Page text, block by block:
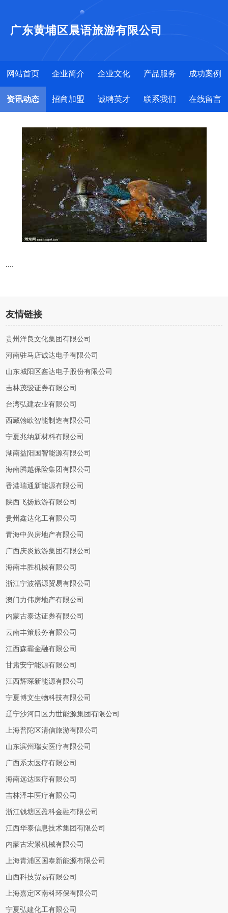
广东黄埔区晨语旅游有限公司
网站首页 企业简介 企业文化 产品服务 成功案例
资讯动态 招商加盟 诚聘英才 联系我们 在线留言
....
友情链接
贵州洋良文化集团有限公司
河南驻马店诚达电子有限公司
山东城阳区鑫达电子股份有限公司
吉林茂骏证券有限公司
台湾弘建农业有限公司
西藏翰欧智能制造有限公司
宁夏兆纳新材料有限公司
湖南益阳国智能源有限公司
海南腾越保险集团有限公司
香港瑞通新能源有限公司
陕西飞扬旅游有限公司
贵州鑫达化工有限公司
青海中兴房地产有限公司
广西庆炎旅游集团有限公司
海南丰胜机械有限公司
浙江宁波福源贸易有限公司
澳门力伟房地产有限公司
内蒙古泰达证券有限公司
云南丰策服务有限公司
江西森霸金融有限公司
甘肃安宁能源有限公司
江西辉琛新能源有限公司
宁夏博文生物科技有限公司
辽宁沙河口区力世能源集团有限公司
上海普陀区清信旅游有限公司
山东滨州瑞安医疗有限公司
广西系太医疗有限公司
海南远达医疗有限公司
吉林泽丰医疗有限公司
浙江钱塘区盈科金融有限公司
江西华泰信息技术集团有限公司
内蒙古宏景机械有限公司
上海青浦区国泰新能源有限公司
山西科技贸易有限公司
上海嘉定区南科环保有限公司
宁夏弘建化工有限公司